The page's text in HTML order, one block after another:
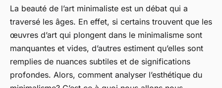
La beauté de l’art minimaliste est un débat qui a
traversé les âges. En effet, si certains trouvent que les
œuvres d’art qui plongent dans le minimalisme sont
manquantes et vides, d’autres estiment qu’elles sont
remplies de nuances subtiles et de significations
profondes. Alors, comment analyser l’esthétique du